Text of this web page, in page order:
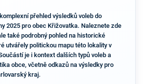
přehled výsledků voleb do
2025 pro obec Křižovatka. Naleznete zde
také podrobný pohled na historické
utvářely politickou mapu této lokality v
je i kontext dalších typů voleb a
obce, včetně odkazů na výsledky pro
kraj.